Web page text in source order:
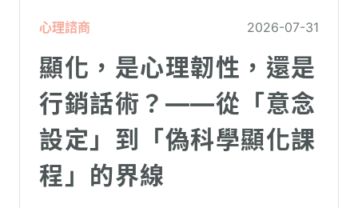
心理諮商 2026-07-31
顯化，是心理韌性，還是
行銷話術？——從「意念
設定」到「偽科學顯化課
程」的界線